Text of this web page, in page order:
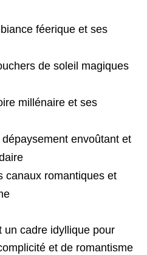
féerique et ses
de soleil magiques
millénaire et ses
envoûtant et
canaux romantiques et
un cadre idyllique pour
et de romantisme